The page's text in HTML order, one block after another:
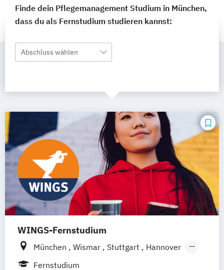
Finde dein Pflegemanagement Studium in München,
dass du als Fernstudium studieren kannst:
Abschluss wählen
WINGS-Fernstudium
München Wismar Stuttgart
Hannover
Leipzig
Frankfurt am Main
Fernstudium